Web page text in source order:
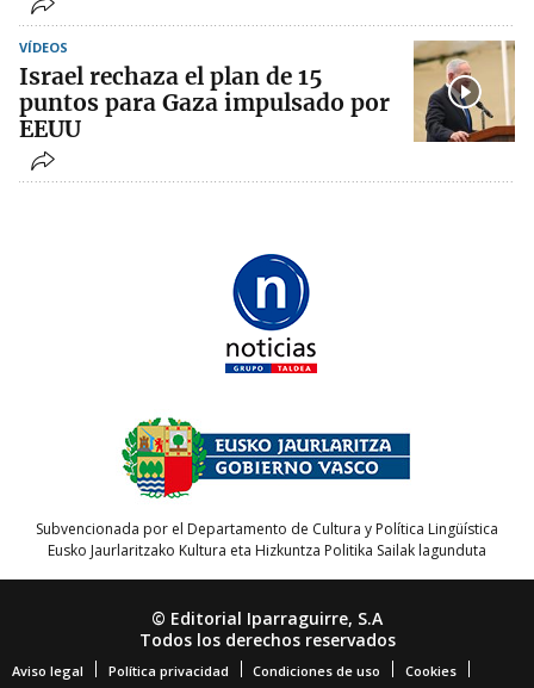
VÍDEOS
Israel rechaza el plan de 15
puntos para Gaza impulsado por
EEUU
Subvencionada por el Departamento de Cultura y Política Lingüística
Eusko Jaurlaritzako Kultura eta Hizkuntza Politika Sailak lagunduta
© Editorial Iparraguirre, S.A
Todos los derechos reservados
Aviso legal Política privacidad Condiciones de uso Cookies